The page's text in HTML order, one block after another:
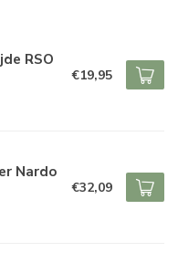
RSO
€19,95
Nardo
€32,09